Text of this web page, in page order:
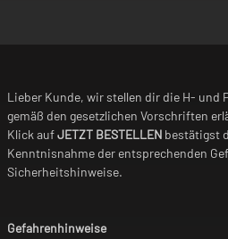
Lieber Kunde, wir stellen dir die H- und
gemäß den gesetzlichen Vorschriften
Klick aufJETZT BESTELLEN bestätigst
Kenntnisnahme der entsprechenden
Sicherheitshinweise.
Gefahrenhinweise